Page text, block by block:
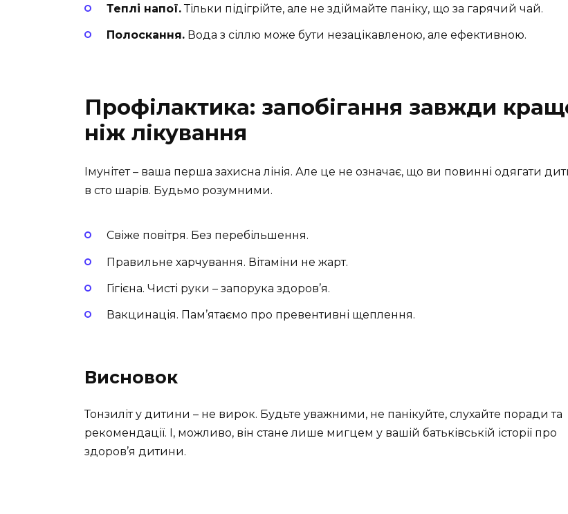
Теплі напої.Тільки підігрійте, але не здіймайте паніку, що за гарячий чай.
Полоскання. Вода з сіллю може бути незацікавленою, але ефективною.
Профілактика: запобігання завжди
ніж лікування
Імунітет – ваша перша захисна лінія. Але це не означає, що ви повинні одягати
в сто шарів. Будьмо розумними.
Свіже повітря. Без перебільшення.
Правильне харчування. Вітаміни не жарт.
Гігієна. Чисті руки – запорука здоров’я.
Вакцинація. Пам’ятаємо про превентивні щеплення.
Висновок
Тонзиліт у дитини – не вирок. Будьте уважними, не панікуйте, слухайте поради та
рекомендації. І, можливо, він стане лише мигцем у вашій батьківській історії про
здоров’я дитини.